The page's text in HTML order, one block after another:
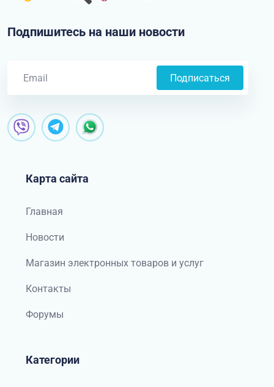
Подпишитесь на наши новости
Подписаться
Карта сайта
Главная
Новости
Магазин электронных товаров и услуг
Контакты
Форумы
Категории